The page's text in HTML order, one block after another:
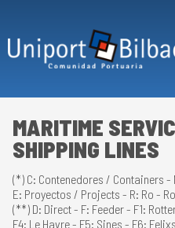
MARITIME
SHIPPING LINES
(*) C: Contenedores / Containers
E: Proyectos / Projects - R: Ro - Ro
(**) D: Direct - F: Feeder - F1:
F4: Le Havre - F5: Sines - F6: